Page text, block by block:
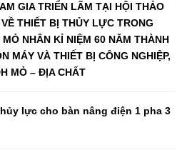
GIA TRIỂN LÃM TẠI HỘI THẢO
THIẾT BỊ THỦY LỰC TRONG
NHÂN KỈ NIỆM 60 NĂM THÀNH
MÁY VÀ THIẾT BỊ CÔNG NGHIỆP,
MỎ – ĐỊA CHẤT
lực cho bàn nâng điện 1 pha 3